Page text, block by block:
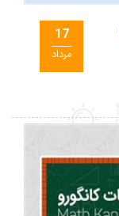
17
مرداد